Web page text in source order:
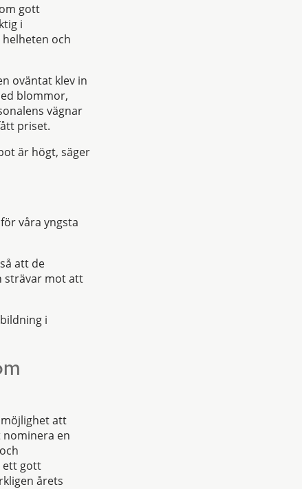
gott
i
och
oväntat klev in
blommor,
vägnar
priset.
är högt, säger
våra yngsta
att de
strävar mot att
i
att
nominera en
ett gott
årets